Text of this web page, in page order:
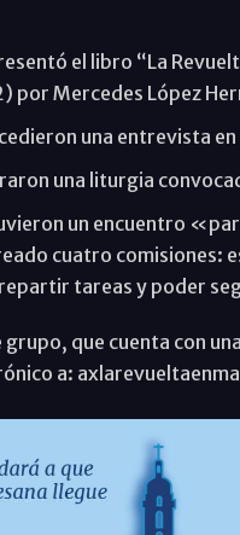
el libro “La
por Mercedes López
una entrevista
una liturgia
un encuentro
cuatro
tareas y poder
que cuenta con
a: